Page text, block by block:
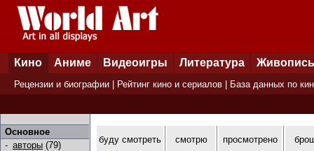
Кино Аниме Видеоигры Литература Живопись
Рецензии и биографии Рейтинг кино и сериалов База данных по
Основное
- авторы (79)
буду смотреть смотрю просмотрено